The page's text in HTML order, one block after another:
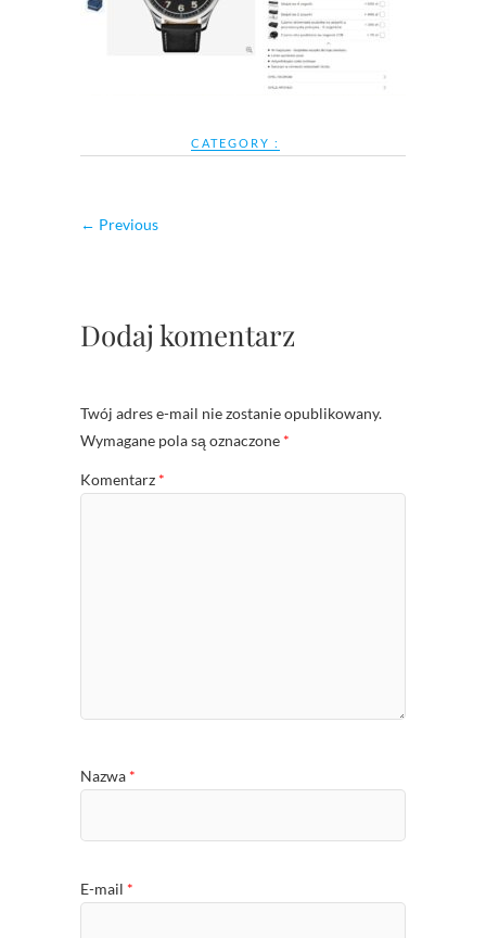
CATEGORY :
← Previous
Dodaj komentarz
Twój adres e-mail nie zostanie opublikowany.
Wymagane pola są oznaczone *
Komentarz *
Nazwa *
E-mail *